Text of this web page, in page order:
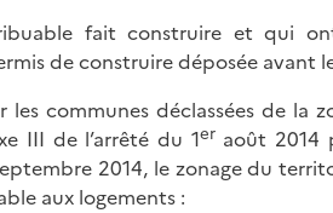
fait construire et qui
de construire déposée avant
les communes déclassées de la
III de l’arrêté du 1eraoût 2014
2014, le zonage du
aux logements :